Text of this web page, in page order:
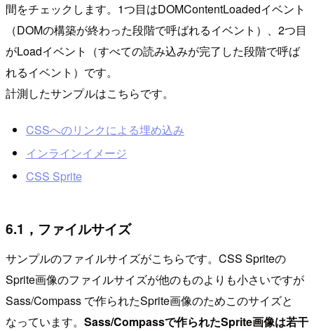
間をチェックします。1つ目はDOMContentLoadedイベント
（DOMの構築が終わった段階で呼ばれるイベント）、2つ目
がLoadイベント（すべての読み込みが完了した段階で呼ば
れるイベント）です。
計測したサンプルはこちらです。
CSSへのリンクによる埋め込み
インラインイメージ
CSS Sprite
6.1，ファイルサイズ
サンプルのファイルサイズがこちらです。CSS Spriteの
Sprite画像のファイルサイズが他のものよりも小さいですが
Sass/Compass で作られたSprite画像のためこのサイズと
なっています。 Sass/Compassで作られたSprite画像は若干